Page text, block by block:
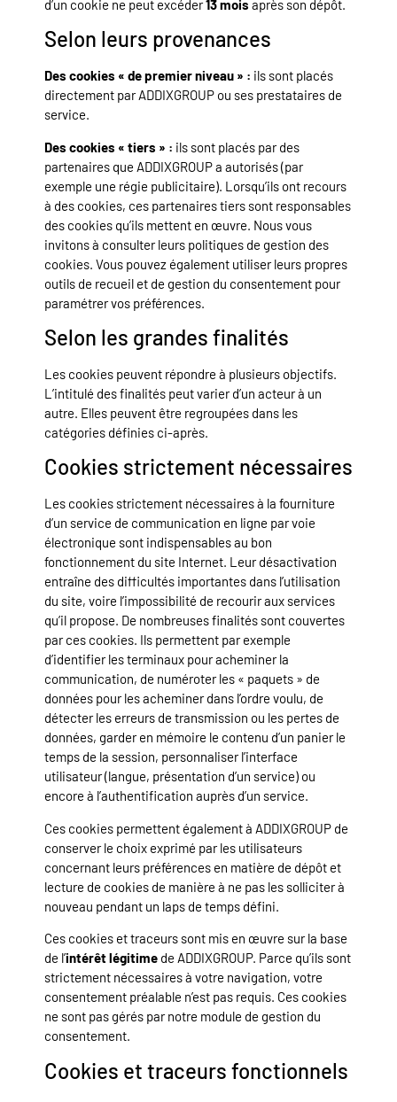
d’un cookie ne peut excéder13 mois après son dépôt.
Selon leurs provenances
Des cookies « de premier niveau » : ils sont placés
directement par ADDIXGROUP ou ses prestataires de
service.
Des cookies « tiers » : ils sont placés par des
partenaires que ADDIXGROUP a autorisés (par
exemple une régie publicitaire). Lorsqu’ils ont recours
à des cookies, ces partenaires tiers sont responsables
des cookies qu’ils mettent en œuvre. Nous vous
invitons à consulter leurs politiques de gestion des
cookies. Vous pouvez également utiliser leurs propres
outils de recueil et de gestion du consentement pour
paramétrer vos préférences.
Selon les grandes finalités
Les cookies peuvent répondre à plusieurs objectifs.
L’intitulé des finalités peut varier d’un acteur à un
autre. Elles peuvent être regroupées dans les
catégories définies ci-après.
Cookies strictement nécessaires
Les cookies strictement nécessaires à la fourniture
d’un service de communication en ligne par voie
électronique sont indispensables au bon
fonctionnement du site Internet. Leur désactivation
entraîne des difficultés importantes dans l’utilisation
du site, voire l’impossibilité de recourir aux services
qu’il propose. De nombreuses finalités sont couvertes
par ces cookies. Ils permettent par exemple
d’identifier les terminaux pour acheminer la
communication, de numéroter les « paquets » de
données pour les acheminer dans l’ordre voulu, de
détecter les erreurs de transmission ou les pertes de
données, garder en mémoire le contenu d’un panier le
temps de la session, personnaliser l’interface
utilisateur (langue, présentation d’un service) ou
encore à l’authentification auprès d’un service.
Ces cookies permettent également à ADDIXGROUP de
conserver le choix exprimé par les utilisateurs
concernant leurs préférences en matière de dépôt et
lecture de cookies de manière à ne pas les solliciter à
nouveau pendant un laps de temps défini.
Ces cookies et traceurs sont mis en œuvre sur la base
de l’intérêt légitime de ADDIXGROUP. Parce qu’ils sont
strictement nécessaires à votre navigation, votre
consentement préalable n’est pas requis. Ces cookies
ne sont pas gérés par notre module de gestion du
consentement.
Cookies et traceurs fonctionnels